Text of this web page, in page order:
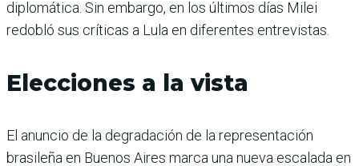
diplomática. Sin embargo, en los últimos días Milei
redobló sus críticas a Lula en diferentes entrevistas.
Elecciones a la vista
El anuncio de la degradación de la representación
brasileña en Buenos Aires marca una nueva escalada en